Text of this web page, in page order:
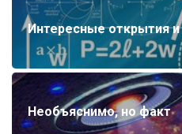
Интересные открытия
Необъяснимо, но факт